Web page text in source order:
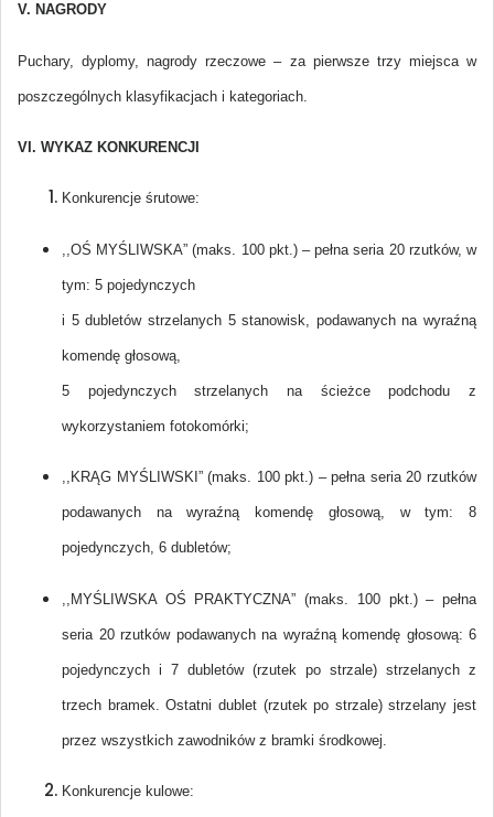
V. NAGRODY
Puchary, dyplomy, nagrody rzeczowe – za pierwsze trzy miejsca w
poszczególnych klasyfikacjach i kategoriach.
VI. WYKAZ KONKURENCJI
Konkurencje śrutowe:
,,OŚ MYŚLIWSKA” (maks. 100 pkt.) – pełna seria 20 rzutków, w
tym: 5 pojedynczych
i 5 dubletów strzelanych 5 stanowisk, podawanych na wyraźną
komendę głosową,
5 pojedynczych strzelanych na ścieżce podchodu z
wykorzystaniem fotokomórki;
,,KRĄG MYŚLIWSKI” (maks. 100 pkt.) – pełna seria 20 rzutków
podawanych na wyraźną komendę głosową, w tym: 8
pojedynczych, 6 dubletów;
,,MYŚLIWSKA OŚ PRAKTYCZNA” (maks. 100 pkt.) – pełna
seria 20 rzutków podawanych na wyraźną komendę głosową: 6
pojedynczych i 7 dubletów (rzutek po strzale) strzelanych z
trzech bramek. Ostatni dublet (rzutek po strzale) strzelany jest
przez wszystkich zawodników z bramki środkowej.
Konkurencje kulowe: